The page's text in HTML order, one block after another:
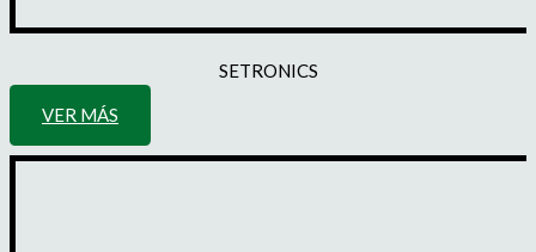
SETRONICS
VER MÁS